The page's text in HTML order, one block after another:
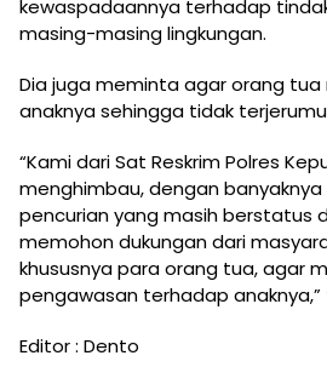
kewaspadaannya terhadap
masing-masing lingkungan.
Dia juga meminta agar orang
anaknya sehingga tidak
“Kami dari Sat Reskrim Polres
menghimbau, dengan
pencurian yang masih berstatus
memohon dukungan dari
khususnya para orang tua, agar
pengawasan terhadap
Editor : Dento